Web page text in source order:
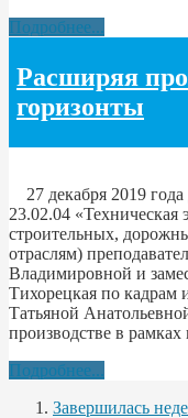
Подробнее...
Расширяя
горизонты
27 декабря 2019
23.02.04 «Техническая
строительных,
отраслям)
Владимировной и
Тихорецкая по кадрам
Татьяной
производстве в рамках
Подробнее...
Завершилась